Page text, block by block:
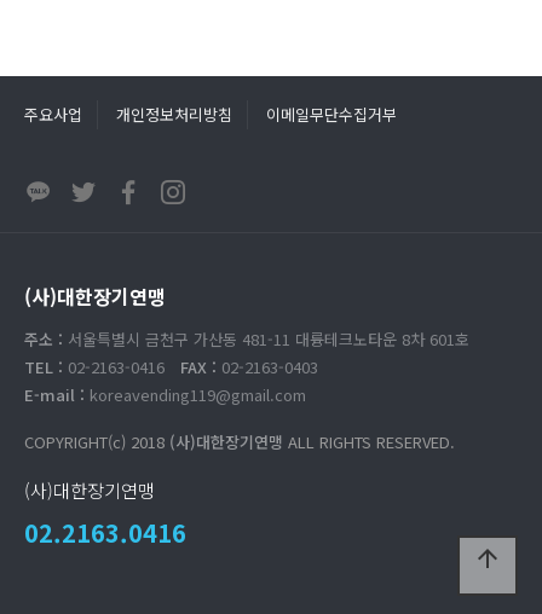
arrow_upward
주요사업 개인정보처리방침 이메일무단수집거부
(사)대한장기연맹
주소 : 서울특별시 금천구 가산동 481-11 대륭테크노타운 8차 601호
TEL : 02-2163-0416 FAX : 02-2163-0403
E-mail : koreavending119@gmail.com
COPYRIGHT(c) 2018 (사)대한장기연맹 ALL RIGHTS RESERVED.
(사)대한장기연맹
02.2163.0416